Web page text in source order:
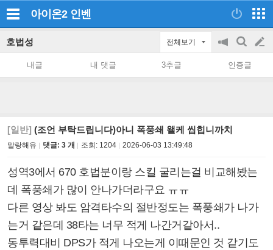
아이온2 인벤
호법성 전체보기
공
on/off
검
색
글
쓰
내글 내 댓글 3추글 인증글
[일반] (조언 부탁드립니다)아니 폭풍쇄 왤케 씹힙니까치
말랑해유 댓글: 3 개 조회: 1204 2026-06-03 13:49:48
성역3에서 670 호법분이랑 스킬 굴리는걸 비교해봤는
데 폭풍쇄가 많이 안나가더라구요 ㅠㅠ
다른 영상 봐도 암격타수의 절반정도는 폭풍쇄가 나가
는거 같은데 38타는 너무 적게 나간거같아서..
동투력대비 DPS가 적게 나오는게 이때문인 것 같기도